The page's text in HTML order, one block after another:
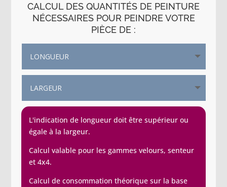
CALCUL DES QUANTITÉS DE PEINTURE
NÉCESSAIRES POUR PEINDRE VOTRE
PIÈCE DE :
L'indication de longueur doit être supérieur ou
égale à la largeur.
Calcul valable pour les gammes velours, senteur
et 4x4.
Calcul de consommation théorique sur la base